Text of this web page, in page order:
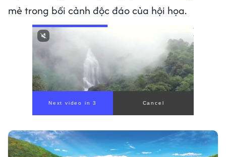
mẻ trong bối cảnh độc đáo của hội họa.
Next video in 1 Cancel